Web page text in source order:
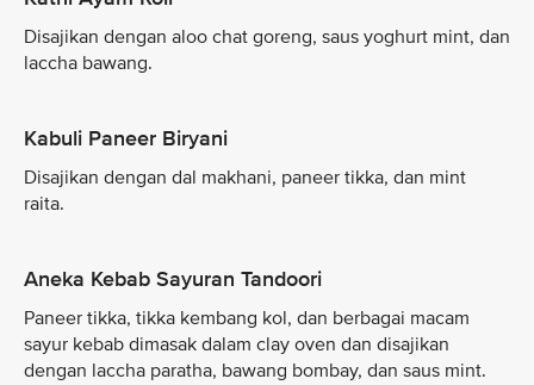
Disajikan dengan aloo chat goreng, saus yoghurt mint, dan
laccha bawang.
Kabuli Paneer Biryani
Disajikan dengan dal makhani, paneer tikka, dan mint
raita.
Aneka Kebab Sayuran Tandoori
Paneer tikka, tikka kembang kol, dan berbagai macam
sayur kebab dimasak dalam clay oven dan disajikan
dengan laccha paratha, bawang bombay, dan saus mint.